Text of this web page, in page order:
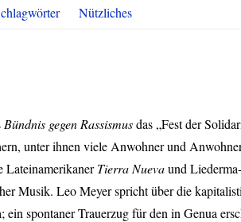
Nützliches
Bündnis gegen Rassismusdas „Fest der
unter ihnen viele Anwohner und
LateinamerikanerTierra Nuevaund Liederma-
Musik. Leo Meyer spricht über die
spontaner Trauerzug für den in Genua